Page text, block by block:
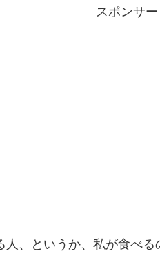
スポンサ
人、というか、私が食べ